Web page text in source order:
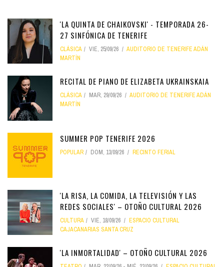
'LA QUINTA DE CHAIKOVSKI' - TEMPORADA 26-
27 SINFÓNICA DE TENERIFE
CLÁSICA VIE, 25/09/26
AUDITORIO DE TENERIFE ADÁN
MARTÍN
RECITAL DE PIANO DE ELIZABETA UKRAINSKAIA
CLÁSICA MAR, 29/09/26
AUDITORIO DE TENERIFE ADÁN
MARTÍN
SUMMER POP TENERIFE 2026
POPULAR DOM, 13/09/26 RECINTO FERIAL
'LA RISA, LA COMIDA, LA TELEVISIÓN Y LAS
REDES SOCIALES' – OTOÑO CULTURAL 2026
CULTURA VIE, 18/09/26
ESPACIO CULTURAL
CAJACANARIAS SANTA CRUZ
'LA INMORTALIDAD' – OTOÑO CULTURAL 2026